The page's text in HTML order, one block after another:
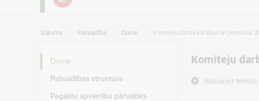
Sākums Pašvaldība Dome Komiteju darba kārtības un protokoli
Komiteju
Atskaņot tekstu
Dome
Pašvaldības struktūra
Pagastu apvienību pārvaldes